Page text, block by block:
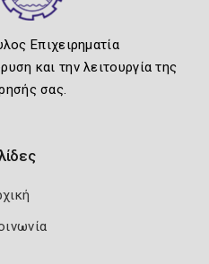
Επιχειρηματία
και την λειτουργία της
σας.